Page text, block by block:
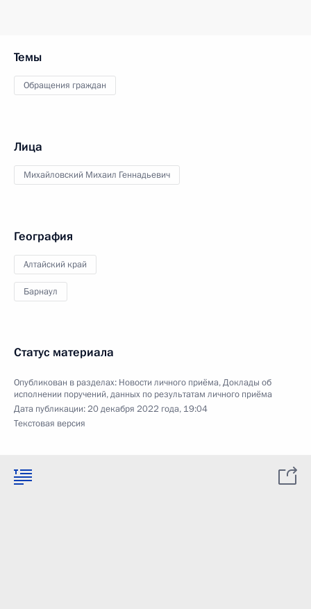
Темы
Обращения граждан
Лица
Михайловский Михаил Геннадьевич
География
Алтайский край
Барнаул
Статус материала
Опубликован в разделах: Новости личного приёма,Доклады об
исполнении поручений, данных по результатам личного приёма
Дата публикации:20 декабря 2022 года, 19:04
Текстовая версия